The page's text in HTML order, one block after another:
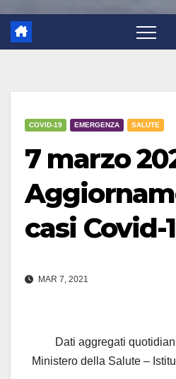
COVID-19 EMERGENZA SALUTE
7 marzo
casi Covid-
MAR 7, 2021
Dati aggregati
Ministero della Salute –